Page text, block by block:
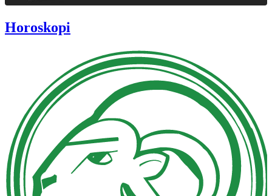
Horoskopi